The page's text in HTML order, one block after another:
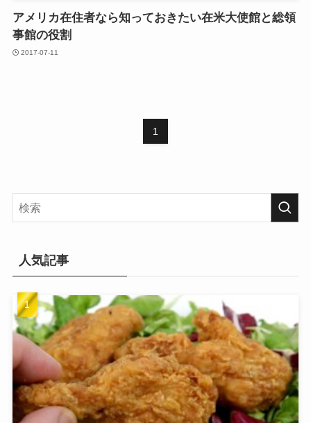
アメリカ在住者なら知っておきたい在米大使館と総領
事館の役割
2017-07-11
1
人気記事